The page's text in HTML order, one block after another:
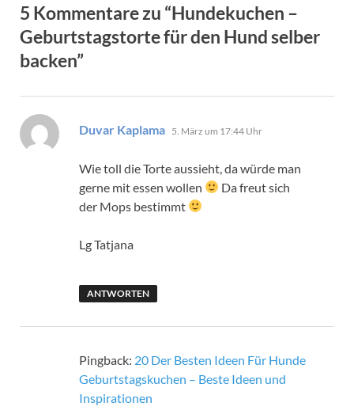
5 Kommentare zu “Hundekuchen –
Geburtstagstorte für den Hund selber
backen”
Duvar Kaplama sagt:
5. März um 17:44 Uhr
Wie toll die Torte aussieht, da würde man
gerne mit essen wollen
Da freut sich
der Mops bestimmt
Lg Tatjana
ANTWORTEN
Pingback: 20 Der Besten Ideen Für Hunde
Geburtstagskuchen – Beste Ideen und
Inspirationen